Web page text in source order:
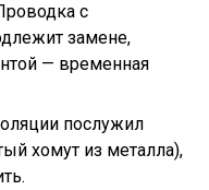
с
замене,
— временная
послужил
хомут из металла),